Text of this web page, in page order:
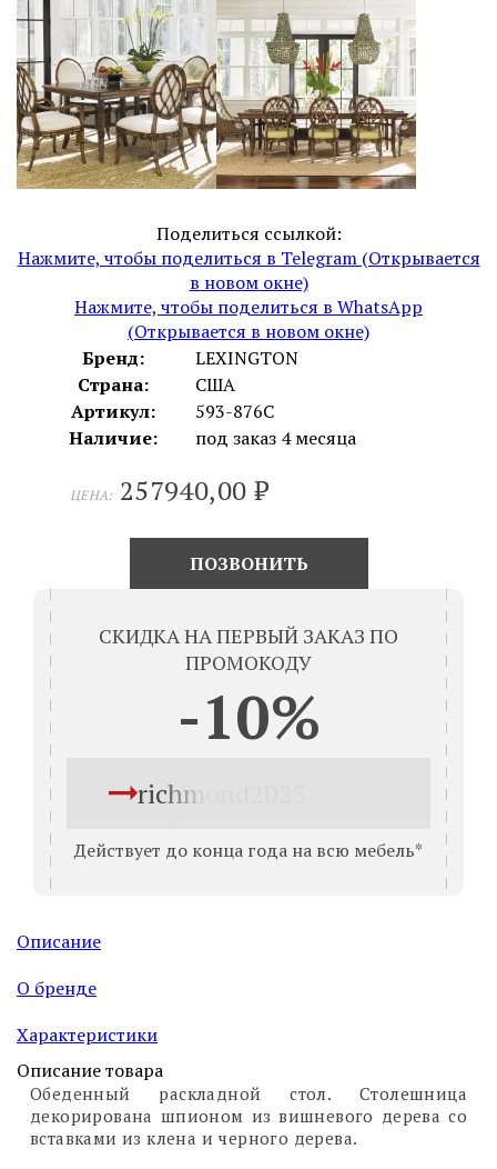
Поделиться ссылкой:
Нажмите, чтобы поделиться в Telegram (Открывается
в новом окне)
Нажмите, чтобы поделиться в WhatsApp
(Открывается в новом окне)
Бренд:
LEXINGTON
Страна:
США
Артикул:
593-876C
Наличие:
под заказ 4 месяца
ЦЕНА: 257940,00 ₽
ПОЗВОНИТЬ
СКИДКА НА ПЕРВЫЙ ЗАКАЗ ПО
ПРОМОКОДУ
-10%
richmond2023
Действует до конца года на всю мебель*
Описание
О бренде
Характеристики
Описание товара
Обеденный раскладной стол. Столешница
декорирована шпионом из вишневого дерева со
вставками из клена и черного дерева.